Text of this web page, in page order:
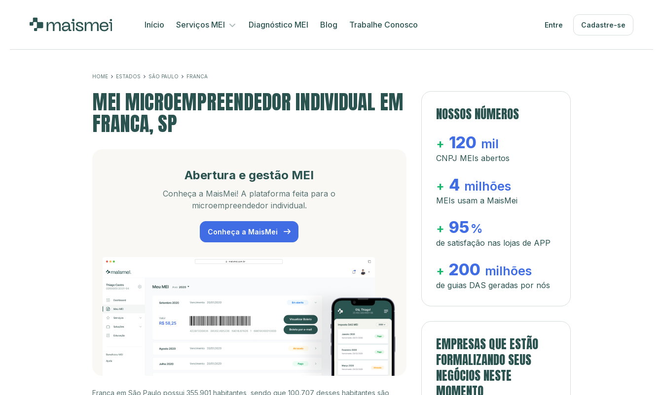
Início Serviços MEI Diagnóstico MEI Blog Trabalhe Conosco Entre Cadastre-se
HOME ESTADOS SÃO PAULO FRANCA
MEI MICROEMPREENDEDOR INDIVIDUAL EM
FRANCA, SP
Abertura e gestão MEI
Conheça a MaisMei! A plataforma feita para o
microempreendedor individual.
Conheça a MaisMei
Franca em São Paulo possui 355.901 habitantes, sendo que 100.707 desses habitantes são
NOSSOS NÚMEROS
+ 120 mil
CNPJ MEIs abertos
+ 4 milhões
MEIs usam a MaisMei
+ 95 %
de satisfação nas lojas de APP
+ 200 milhões
de guias DAS geradas por nós
EMPRESAS QUE ESTÃO
FORMALIZANDO SEUS
NEGÓCIOS NESTE
MOMENTO